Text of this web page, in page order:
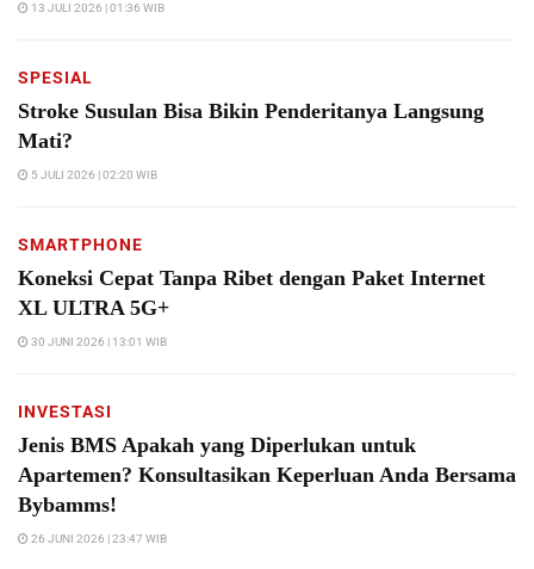
13 JULI 2026 | 01:36 WIB
SPESIAL
Stroke Susulan Bisa Bikin Penderitanya Langsung
Mati?
5 JULI 2026 | 02:20 WIB
SMARTPHONE
Koneksi Cepat Tanpa Ribet dengan Paket Internet
XL ULTRA 5G+
30 JUNI 2026 | 13:01 WIB
INVESTASI
Jenis BMS Apakah yang Diperlukan untuk
Apartemen? Konsultasikan Keperluan Anda Bersama
Bybamms!
26 JUNI 2026 | 23:47 WIB